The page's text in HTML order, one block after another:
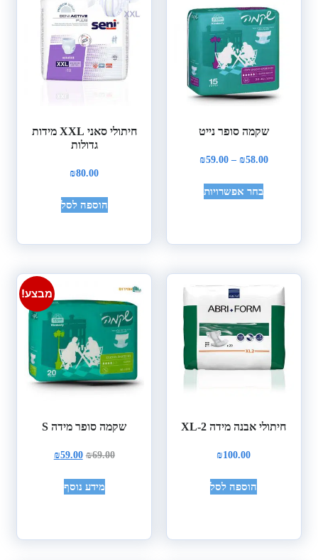
שקמה סופר נייט
₪58.00
–
₪59.00
בחר אפשרויות
חיתולי סאני XXL מידות
גדולות
₪80.00
הוספה לסל
חיתולי אבנה מידה XL-2
₪100.00
הוספה לסל
מבצע!
שקמה סופר מידה S
₪69.00
₪59.00
מידע נוסף